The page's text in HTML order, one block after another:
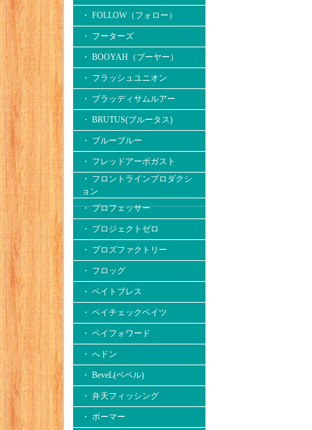
・ FOLLOW（フォロー）
・ フーターズ
・ BOOYAH（ブーヤー）
・ フラッシュユニオン
・ ブラッディサムルアー
・ BRUTUS(ブルータス)
・ ブルーブルー
・ フレッドアーボガスト
・ フロントラインプロダクシ
ョン
・ プロフェッサー
・ プロジェクトゼロ
・ プロズファクトリー
・ フロッグ
・ ベイトブレス
・ ペイチェックベイツ
・ ペイフォワード
・ へドン
・ BeveL(ベベル)
・ 弁天フィッシング
・ ボーマー